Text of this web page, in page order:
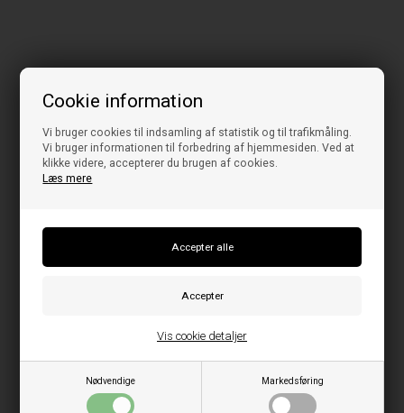
Cookie information
Vi bruger cookies til indsamling af statistik og til trafikmåling.
Vi bruger informationen til forbedring af hjemmesiden. Ved at
klikke videre, accepterer du brugen af cookies.
Læs mere
Nødvendige Markedsføring
Vis cookie detaljer